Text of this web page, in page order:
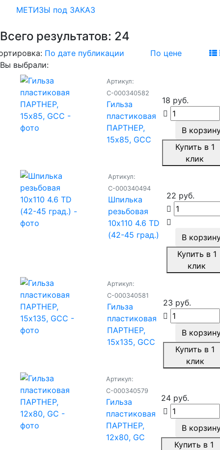
МЕТИЗЫ под ЗАКАЗ
Всего результатов: 24
По дате публикации
По цене
Вы выбрали:
Артикул:
С-000340582
Гильза
пластиковая
ПАРТНЕР,
15х85, GCC
18 руб.
В
Купить в 1
клик
Артикул:
С-000340494
Шпилька
резьбовая
10x110 4.6 TD
(42-45 град.)
22 руб.
В
Купить в 1
клик
Артикул:
С-000340581
Гильза
пластиковая
ПАРТНЕР,
15х135, GCC
23 руб.
В
Купить в 1
клик
Артикул:
С-000340579
Гильза
пластиковая
ПАРТНЕР,
12х80, GC
24 руб.
В
Купить в 1